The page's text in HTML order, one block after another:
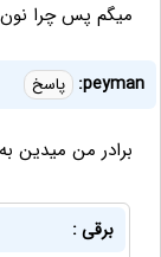
میگم پس چرا
peyman: پاسخ
برادر من میدین
برقی :